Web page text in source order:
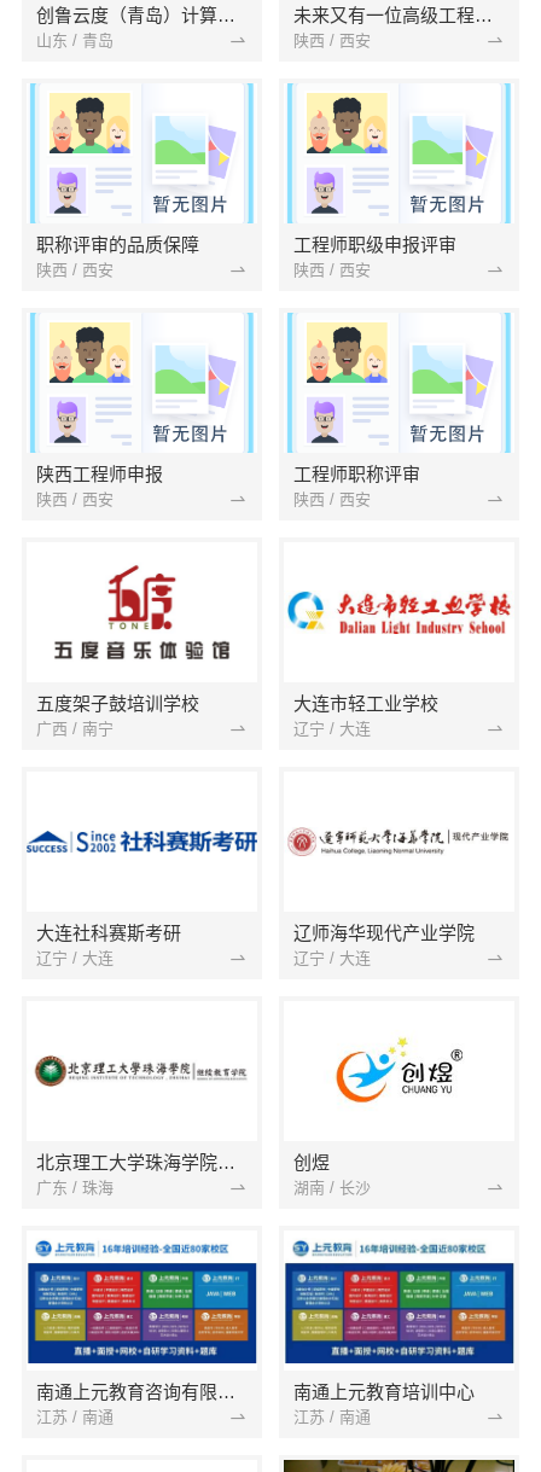
创鲁云度（青岛）计算机服务
山东 / 青岛
未来又有一位高级工程师即将诞生
陕西 / 西安
职称评审的品质保障
陕西 / 西安
工程师职级申报评审
陕西 / 西安
陕西工程师申报
陕西 / 西安
工程师职称评审
陕西 / 西安
五度架子鼓培训学校
广西 / 南宁
大连市轻工业学校
辽宁 / 大连
大连社科赛斯考研
辽宁 / 大连
辽师海华现代产业学院
辽宁 / 大连
北京理工大学珠海学院继续教育学院
广东 / 珠海
创煜
湖南 / 长沙
南通上元教育咨询有限公司
江苏 / 南通
南通上元教育培训中心
江苏 / 南通